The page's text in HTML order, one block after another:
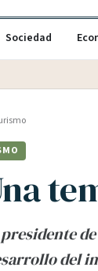
Sociedad
del